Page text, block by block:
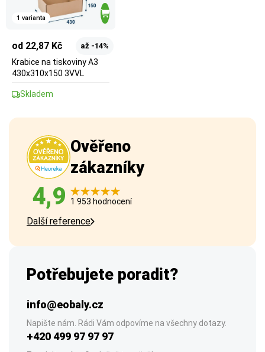
1 varianta
od 22,87 Kč až -14%
Krabice na tiskoviny A3
430x310x150 3VVL
Skladem
Ověřeno
zákazníky
4,9 1 953 hodnocení
Další reference
Potřebujete poradit?
info@eobaly.cz
Napište nám. Rádi Vám odpovíme na všechny dotazy.
+420 499 97 97 97